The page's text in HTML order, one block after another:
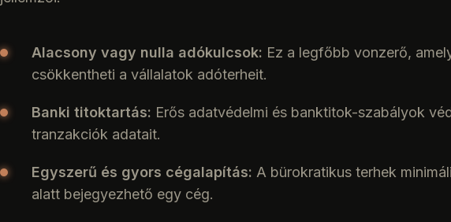
Alacsony vagy nulla adókulcsok: Ez a legfőbb vonzerő,
csökkentheti a vállalatok adóterheit.
Banki titoktartás: Erős adatvédelmi és banktitok-szabályok
tranzakciók adatait.
Egyszerű és gyors cégalapítás: A bürokratikus terhek
alatt bejegyezhető egy cég.